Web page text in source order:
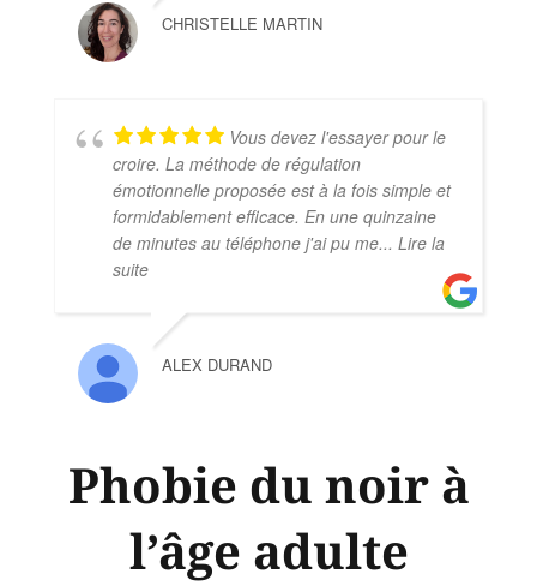
CHRISTELLE MARTIN
Vous devez l'essayer pour le
croire. La méthode de régulation
émotionnelle proposée est à la fois simple et
formidablement efficace. En une quinzaine
de minutes au téléphone j'ai pu me... Lire la
suite
ALEX DURAND
Phobie du noir à
l’âge adulte